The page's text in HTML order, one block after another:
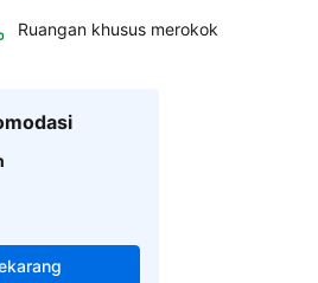
Ruangan khusus merokok